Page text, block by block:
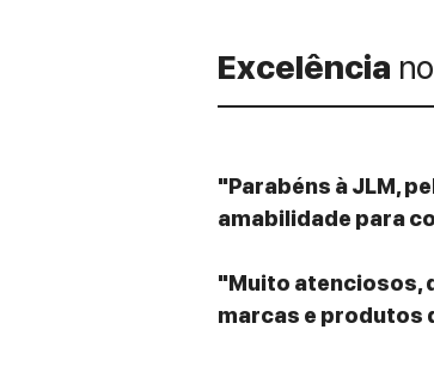
Excelência
"Parabéns à JLM,
amabilidade para
"Muito atenciosos,
marcas e produtos